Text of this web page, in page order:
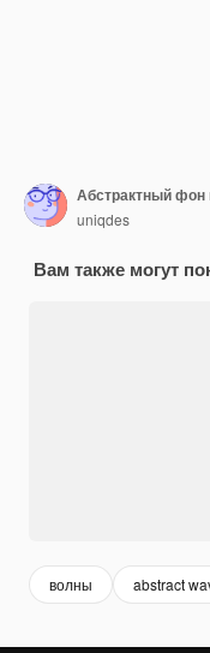
Абстрактный
uniqdes
Вам также могут
волны abstract